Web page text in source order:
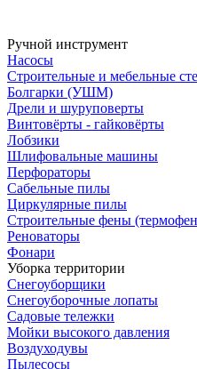
Ручной инструмент
Насосы
Строительные и мебельные
Болгарки (УШМ)
Дрели и шуруповерты
Винтовёрты - гайковёрты
Лобзики
Шлифовальные машины
Перфораторы
Сабельные пилы
Циркулярные пилы
Строительные фены
Реноваторы
Фонари
Уборка территории
Снегоуборщики
Снегоуборочные лопаты
Садовые тележки
Мойки высокого давления
Воздуходувы
Пылесосы